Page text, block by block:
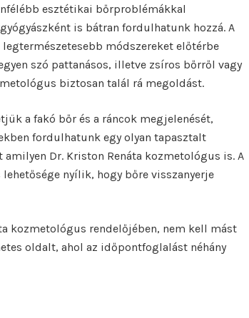
esztétikai bőrproblémákkal
is bátran fordulhatunk hozzá. A
módszereket előtérbe
szó pattanásos, illetve zsíros bőrről vagy
biztosan talál rá megoldást.
a fakó bőr és a ráncok megjelenését,
fordulhatunk egy olyan tapasztalt
Dr. Kriston Renáta kozmetológus is. A
nyílik, hogy bőre visszanyerje
kozmetológus rendelőjében, nem kell mást
oldalt, ahol az időpontfoglalást néhány